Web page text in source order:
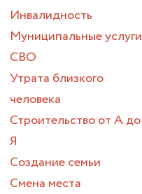
Инвалидность
Муниципальные услуги
СВО
Утрата близкого
человека
Строительство от А до
Я
Создание семьи
Смена места